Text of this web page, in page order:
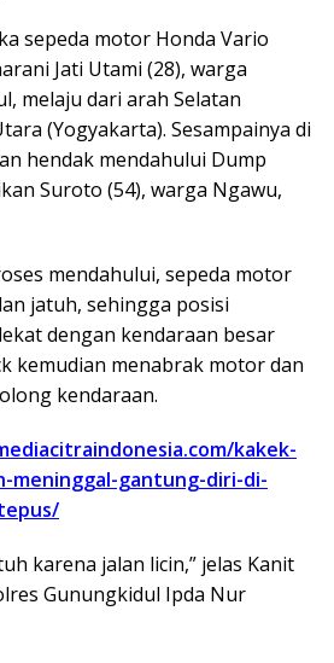
sepeda motor Honda Vario
Jati Utami (28), warga
melaju dari arah Selatan
(Yogyakarta). Sesampainya di
hendak mendahului Dump
Suroto (54), warga Ngawu,
mendahului, sepeda motor
jatuh, sehingga posisi
dengan kendaraan besar
kemudian menabrak motor dan
kendaraan.
kakek-
meninggal-gantung-diri-di-
karena jalan licin,” jelas Kanit
Gunungkidul Ipda Nur